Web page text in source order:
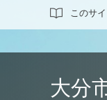
このサ
サイト内検索
大分